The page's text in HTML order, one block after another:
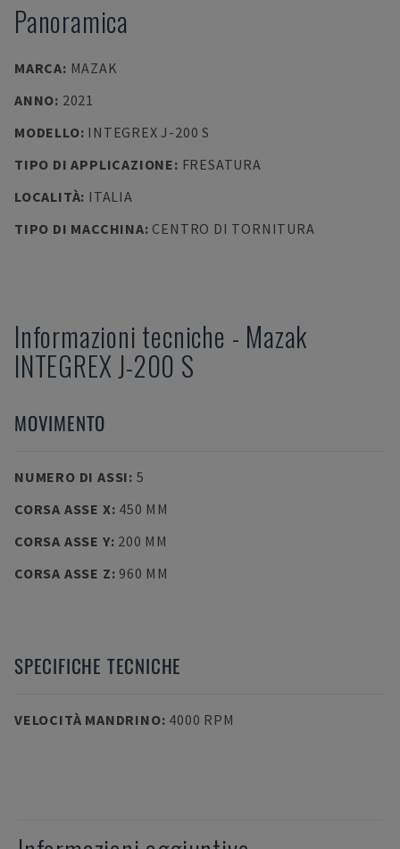
Panoramica
MARCA: MAZAK
ANNO: 2021
MODELLO: INTEGREX J-200 S
TIPO DI APPLICAZIONE: FRESATURA
LOCALITÀ: ITALIA
TIPO DI MACCHINA: CENTRO DI TORNITURA
Informazioni tecniche - Mazak
INTEGREX J-200 S
MOVIMENTO
NUMERO DI ASSI: 5
CORSA ASSE X: 450 MM
CORSA ASSE Y: 200 MM
CORSA ASSE Z: 960 MM
SPECIFICHE TECNICHE
VELOCITÀ MANDRINO: 4000 RPM